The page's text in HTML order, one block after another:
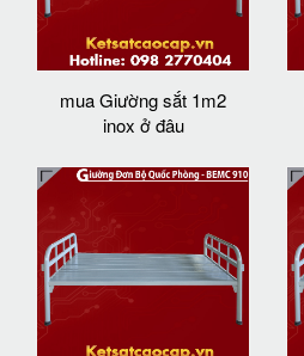
mua Giường sắt 1m2
inox ở đâu